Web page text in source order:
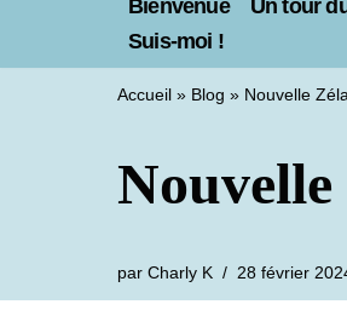
Bienvenue Un tour
Suis-moi !
Accueil » Blog » Nouvelle
par Charly K 28 février